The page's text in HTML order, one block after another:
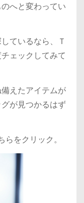
へと変わってい
ているなら、Ｔ
ェックしてみて
えたアイテムが
が見つかるはず
をクリック。